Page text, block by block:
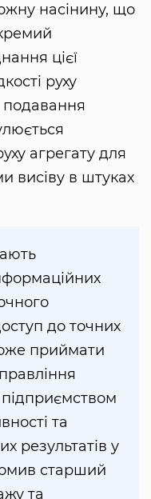
насінину, що
цієї
руху
подавання
агрегату для
висіву в штуках
до точних
приймати
та
результатів у
старший
та